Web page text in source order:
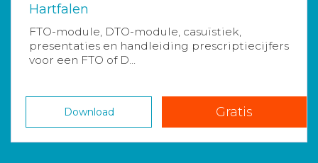
Hartfalen
FTO-module, DTO-module, casuïstiek,
presentaties en handleiding prescriptiecijfers
voor een FTO of D...
Download Gratis